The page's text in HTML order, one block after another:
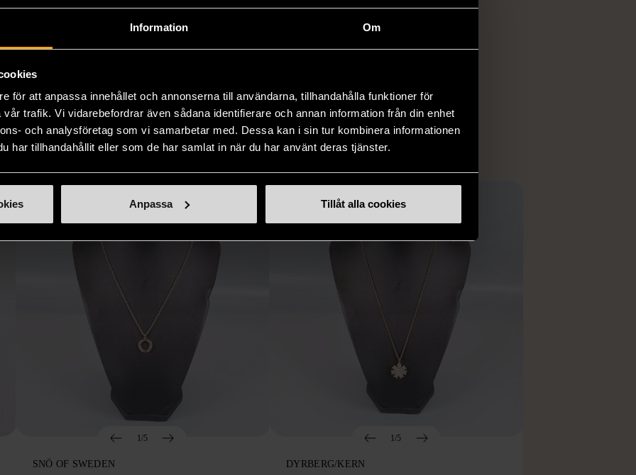
Information Om
för att anpassa innehållet och annonserna till användarna, tillhandahålla funktioner för
trafik. Vi vidarebefordrar även sådana identifierare och annan information från din enhet
och analysföretag som vi samarbetar med. Dessa kan i sin tur kombinera informationen
har tillhandahållit eller som de har samlat in när du har använt deras tjänster.
Anpassa Tillåt alla cookies
hemlöshet
i svåra
butiker
som står
minskar du din miljöpåverkan
avsevärt. Istället för att köpa
nyproducerade varor får du
nytt liv åt befintliga produkter.
varor, allt från kläder och möbler
till böcker och elektronik i våra
butiker. Du har chansen att hitta
inte finns i vanliga butiker.
PRODUKTER
Hitta produkter som påminner om denna
1/5
SNÖ OF SWEDEN
1/5
DYRBERG/KERN